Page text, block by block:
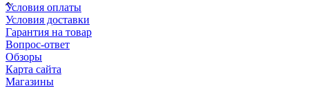
Условия оплаты
Условия доставки
Гарантия на товар
Вопрос-ответ
Обзоры
Карта сайта
Магазины